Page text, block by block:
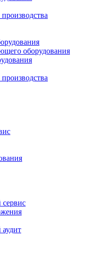
оборудования
сервис
аудит